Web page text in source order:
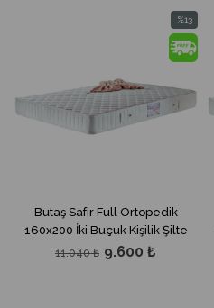
Butaş Safir Full Ortopedik
160x200 İki Buçuk Kişilik Şilte
9.600 ₺
11.040 ₺
%13
İndirim
%13İndirim